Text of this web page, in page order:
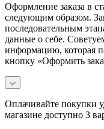
Оформление заказа в
следующим образом.
последовательным
данные о себе.
информацию, которая
кнопку «Оформить
Оплачивайте покупки
магазине доступно 3